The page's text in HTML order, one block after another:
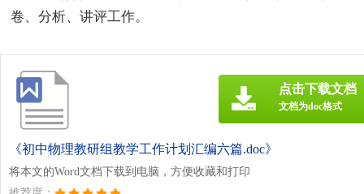
卷、分析、讲评工作。
《初中物理教研组教学工作计划汇编六篇.doc》
将本文的Word文档下载到电脑，方便收藏和打印
点击下载文档
文档为doc格式